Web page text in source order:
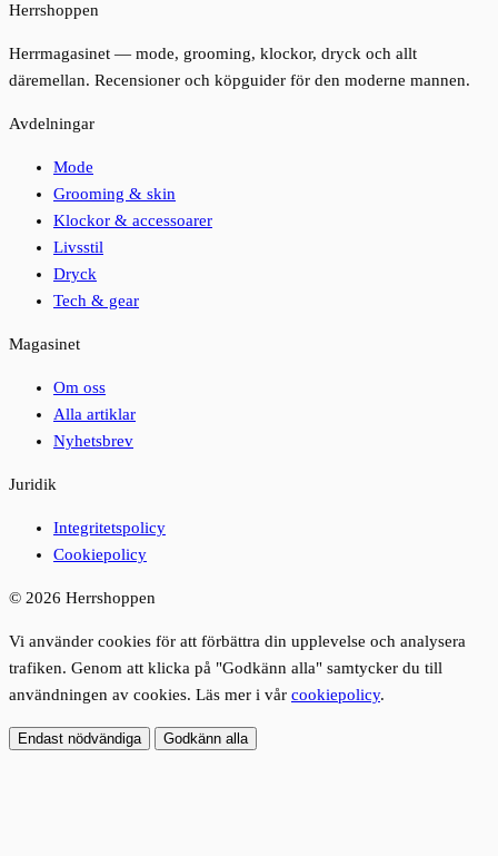
Herrshoppen
Herrmagasinet — mode, grooming, klockor, dryck och allt
däremellan. Recensioner och köpguider för den moderne mannen.
Avdelningar
Mode
Grooming & skin
Klockor & accessoarer
Livsstil
Dryck
Tech & gear
Magasinet
Om oss
Alla artiklar
Nyhetsbrev
Juridik
Integritetspolicy
Cookiepolicy
© 2026 Herrshoppen
Vi använder cookies för att förbättra din upplevelse och analysera
trafiken. Genom att klicka på "Godkänn alla" samtycker du till
användningen av cookies. Läs mer i vår cookiepolicy.
Endast nödvändiga Godkänn alla